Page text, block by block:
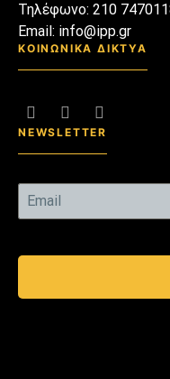
Τηλέφωνο: 210
Email: info@ipp.gr
ΚΟΙΝΩΝΙΚΑ ΔΙΚΤΥΑ
NEWSLETTER